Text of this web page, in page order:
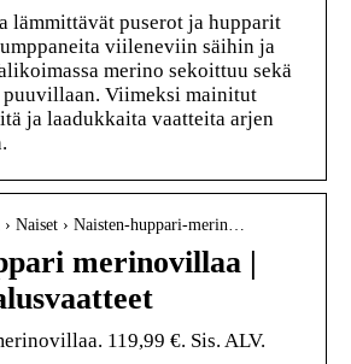
lämmittävät puserot ja hupparit
viileneviin säihin ja
merino sekoittuu sekä
Viimeksi mainitut
ja laadukkaita vaatteita arjen
Naiset › Naisten-huppari-merin…
merinovillaa |
119,99 €. Sis. ALV.